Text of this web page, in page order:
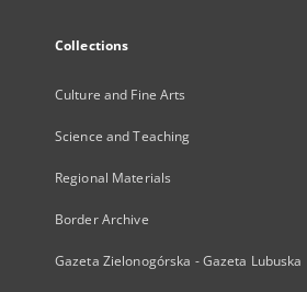
Collections
Culture and Fine Arts
Science and Teaching
Regional Materials
Border Archive
Gazeta Zielonogórska - Gazeta Lubuska